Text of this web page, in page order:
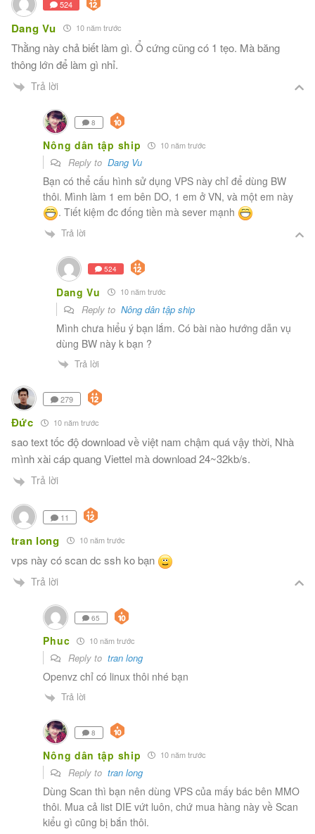
524
Dang Vu 10 năm trước
Thằng này chả biết làm gì. Ổ cứng cũng có 1 tẹo. Mà băng
thông lớn để làm gì nhỉ.
Trả lời
8
Nông dân tập ship 10 năm trước
Reply toDang Vu
Bạn có thể cấu hình sử dụng VPS này chỉ để dùng BW
thôi. Mình làm 1 em bên DO, 1 em ở VN, và một em này
. Tiết kiệm đc đống tiền mà sever mạnh
Trả lời
524
Dang Vu 10 năm trước
Reply to Nông dân tập ship
Mình chưa hiểu ý bạn lắm. Có bài nào hướng dẫn vụ
dùng BW này k bạn ?
Trả lời
279
Đức 10 năm trước
sao text tốc độ download về việt nam chậm quá vậy thời, Nhà
mình xài cáp quang Viettel mà download 24~32kb/s.
Trả lời
11
tran long 10 năm trước
vps này có scan dc ssh ko bạn
Trả lời
65
Phuc 10 năm trước
Reply totran long
Openvz chỉ có linux thôi nhé bạn
Trả lời
8
Nông dân tập ship 10 năm trước
Reply totran long
Dùng Scan thì bạn nên dùng VPS của mấy bác bên MMO
thôi. Mua cả list DIE vứt luôn, chứ mua hàng này về Scan
kiểu gì cũng bị bắn thôi.